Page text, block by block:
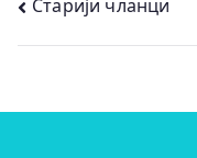
Кретање
чланака
Старији чланци